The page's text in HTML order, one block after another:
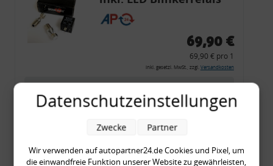
CF 14
69,90 €
69,90 € pro 1
inkl. gesetzl. MwSt., zzgl. Versandkosten
Merkzettel
Rückleuchtenband mit
Datenschutzeinstellungen
Wir verwenden auf autopartner24.de Cookies und Pixel, um
die einwandfreie Funktion unserer Website zu gewährleisten,
Zwecke Partner